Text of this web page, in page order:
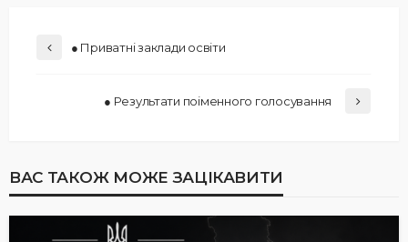
● Приватні заклади освіти
● Результати поіменного голосування
ВАС ТАКОЖ МОЖЕ ЗАЦІКАВИТИ